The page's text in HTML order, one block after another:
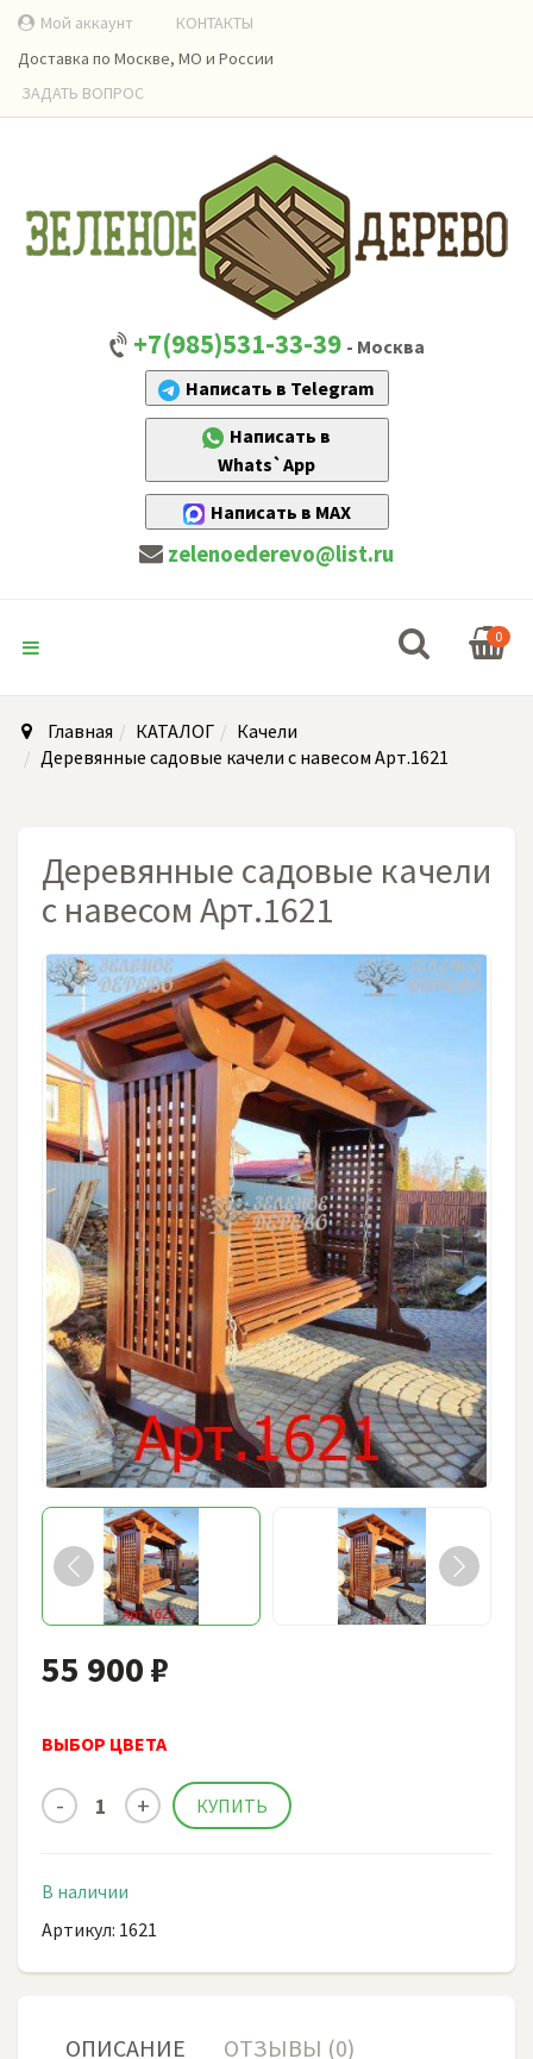
Мой аккаунт
КОНТАКТЫ
Доставка по Москве, МО и России
ЗАДАТЬ ВОПРОС
+7(985)531-33-39 - Москва
Написать в Telegram
Написать в
Whats`App
Написать в MAX
zelenoederevo@list.ru
0
Главная КАТАЛОГ
Качели
Деревянные садовые качели с навесом Арт.1621
Деревянные садовые качели
с навесом Арт.1621
55 900 ₽
ВЫБОР ЦВЕТА
В наличии
Артикул: 1621
ОПИСАНИЕ ОТЗЫВЫ (0)